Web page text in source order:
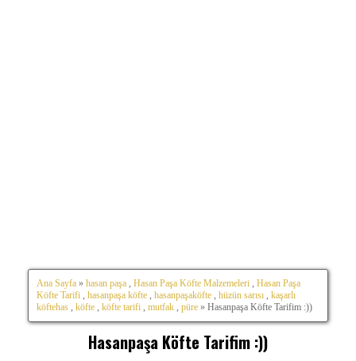
Ana Sayfa » hasan paşa Hasan Paşa Köfte Malzemeleri
Hasan Paşa
Köfte Tarifi
hasanpaşa köfte hasanpaşaköfte hüzün sarısı
kaşarlı
köftehas
köfte köfte tarifi mutfak püre » Hasanpaşa Köfte Tarifim :))
Hasanpaşa Köfte Tarifim :))